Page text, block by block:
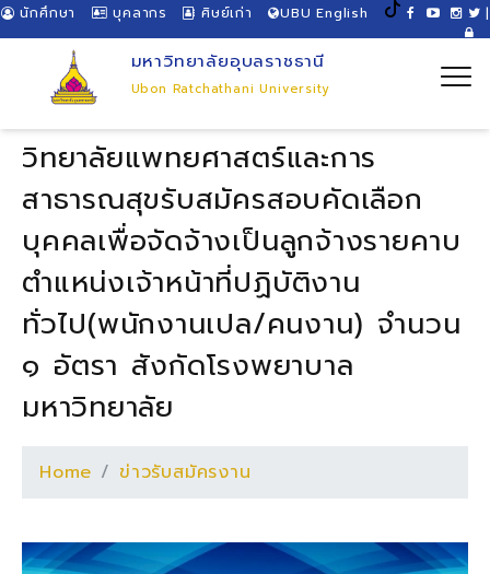
นักศึกษา บุคลากร ศิษย์เก่า UBU English |
มหาวิทยาลัยอุบลราชธานี
Ubon Ratchathani University
วิทยาลัยแพทยศาสตร์และการ
สาธารณสุขรับสมัครสอบคัดเลือก
บุคคลเพื่อจัดจ้างเป็นลูกจ้างรายคาบ
ตำแหน่งเจ้าหน้าที่ปฏิบัติงาน
ทั่วไป(พนักงานเปล/คนงาน) จำนวน
๑ อัตรา สังกัดโรงพยาบาล
มหาวิทยาลัย
Home ข่าวรับสมัครงาน